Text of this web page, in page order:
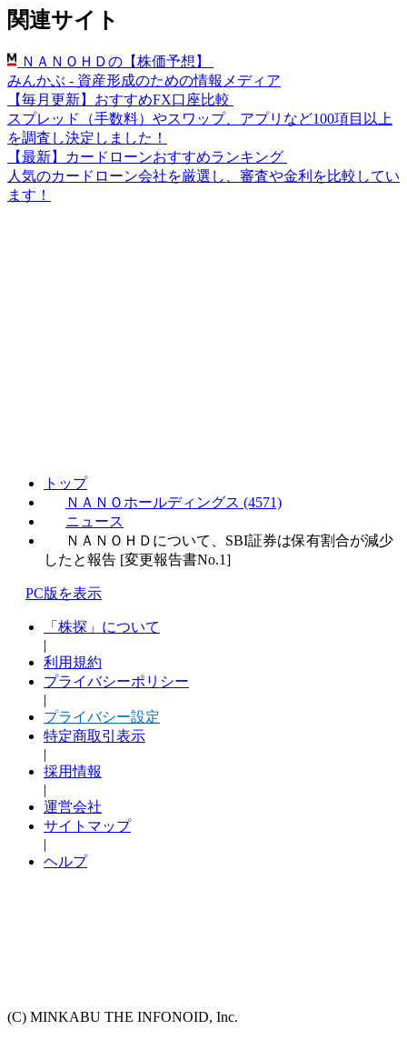
関連サイト
ＮＡＮＯＨＤの【株価予想】
みんかぶ - 資産形成のための情報メディア
【毎月更新】おすすめFX口座比較
スプレッド（手数料）やスワップ、アプリなど100項目以上
を調査し決定しました！
【最新】カードローンおすすめランキング
人気のカードローン会社を厳選し、審査や金利を比較してい
ます！
トップ
ＮＡＮＯホールディングス (4571)
ニュース
ＮＡＮＯＨＤについて、SBI証券は保有割合が減少
したと報告 [変更報告書No.1]
PC版を表示
「株探」について
|
利用規約
プライバシーポリシー
|
プライバシー設定
特定商取引表示
|
採用情報
|
運営会社
サイトマップ
|
ヘルプ
(C) MINKABU THE INFONOID, Inc.